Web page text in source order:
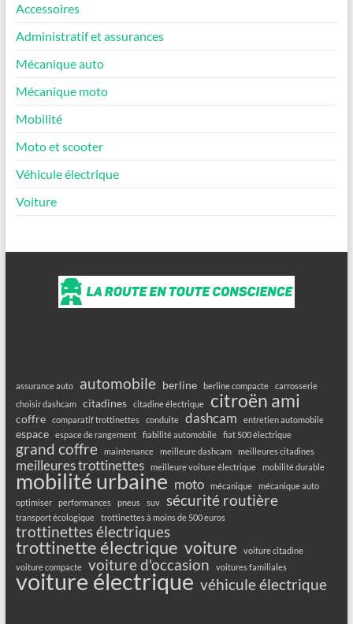
Accessoires
Administratif et assurances
Mécanique auto
Mécanique moto
Mobilité
Moto et scooter
Véhicule électrique
Voiture
assurance auto automobile berline berline compacte
carrosserie
choisir dashcam
citadines citadine électrique citroën ami
coffre comparatif trottinettes conduite dashcam entretien automobile
espace espace de rangement fiabilité automobile fiat 500 électrique
grand coffre maintenance meilleure dashcam meilleures citadines
meilleures trottinettes meilleure voiture électrique mobilité durable
mobilité urbaine moto mécanique
mécanique auto
optimiser
performances pneus suv sécurité routière
transport écologique trottinettes à moins de 500 euros
trottinettes électriques
trottinette électrique voiture
voiture citadine
voiture compacte
voiture d'occasion voitures familiales
voiture électrique véhicule électrique